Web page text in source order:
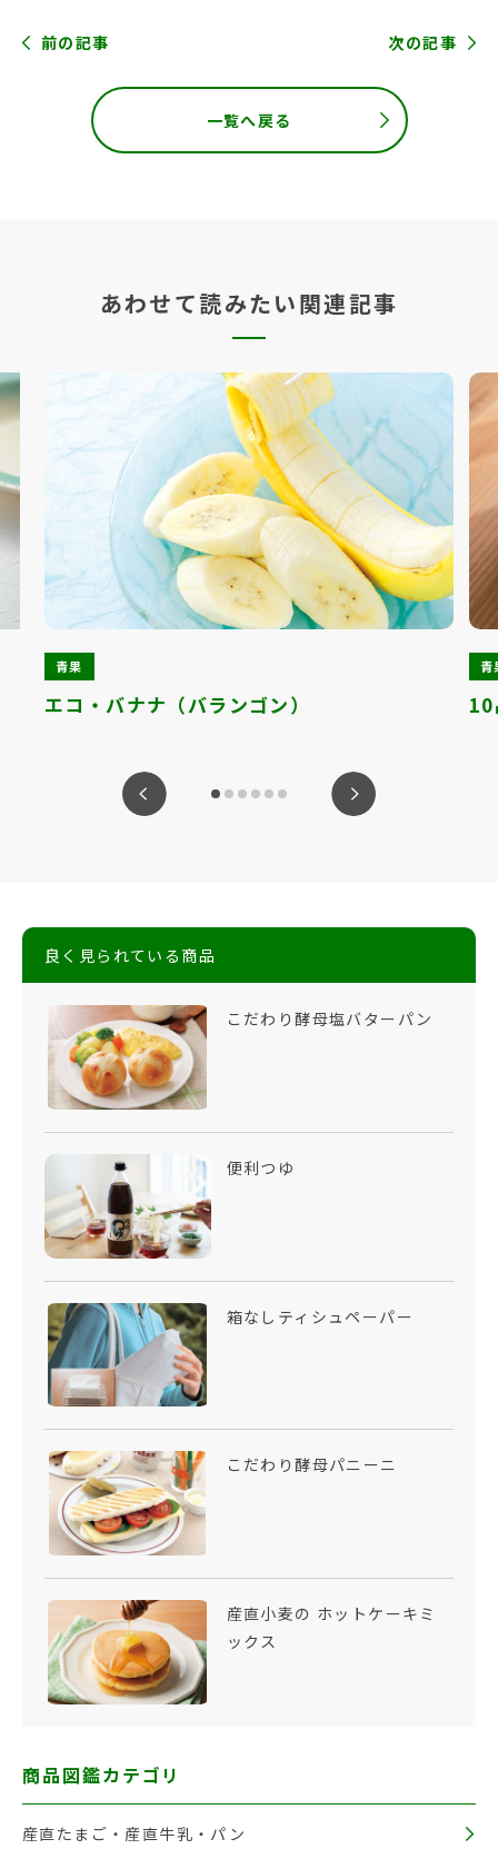
前の記事 次の記事
一覧へ戻る
あわせて読みたい関連記事
青果
エコ・バナナ（バランゴン）
青
10
良く見られている商品
こだわり酵母塩バターパン
便利つゆ
箱なしティシュペーパー
こだわり酵母パニーニ
産直小麦の ホットケーキミ
ックス
商品図鑑カテゴリ
産直たまご・産直牛乳・パン